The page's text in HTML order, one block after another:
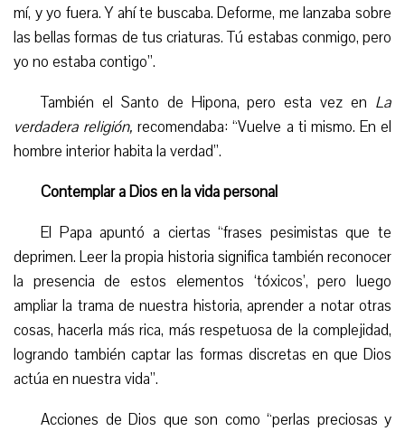
mí, y yo fuera. Y ahí te buscaba. Deforme, me lanzaba sobre
las bellas formas de tus criaturas. Tú estabas conmigo, pero
yo no estaba contigo”.
También el Santo de Hipona, pero esta vez en La
verdadera religión,recomendaba: “Vuelve a ti mismo. En el
hombre interior habita la verdad”.
Contemplar a Dios en la vida personal
El Papa apuntó a ciertas “frases pesimistas que te
deprimen. Leer la propia historia significa también reconocer
la presencia de estos elementos ‘tóxicos’, pero luego
ampliar la trama de nuestra historia, aprender a notar otras
cosas, hacerla más rica, más respetuosa de la complejidad,
logrando también captar las formas discretas en que Dios
actúa en nuestra vida”.
Acciones de Dios que son como “perlas preciosas y